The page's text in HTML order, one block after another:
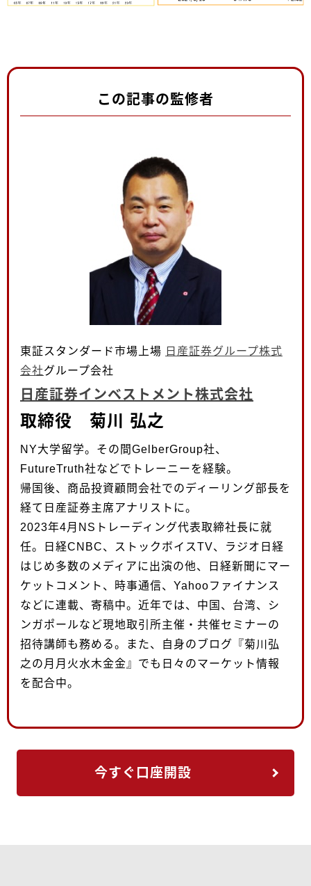
この記事の監修者
東証スタンダード市場上場 日産証券グループ株式
会社グループ会社
日産証券インベストメント株式会社
取締役 菊川 弘之
NY大学留学。その間GelberGroup社、
FutureTruth社などでトレーニーを経験。
帰国後、商品投資顧問会社でのディーリング部長を
経て日産証券主席アナリストに。
2023年4月NSトレーディング代表取締社長に就
任。日経CNBC、ストックボイスTV、ラジオ日経
はじめ多数のメディアに出演の他、日経新聞にマー
ケットコメント、時事通信、Yahooファイナンス
などに連載、寄稿中。近年では、中国、台湾、シ
ンガポールなど現地取引所主催・共催セミナーの
招待講師も務める。また、自身のブログ『菊川弘
之の月月火水木金金』でも日々のマーケット情報
を配合中。
今すぐ口座開設